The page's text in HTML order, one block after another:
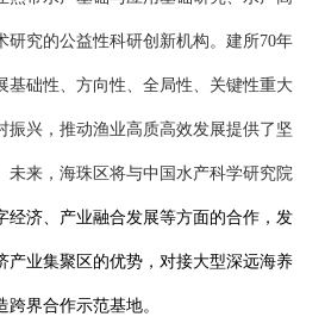
研究的公益性科研创新机构。建所70年
基础性、方向性、全局性、关键性重大
振兴，推动渔业高质高效发展提供了坚
未来，海珠区将与中国水产科学研究院
经济、产业融合发展等方面的合作，发
产业集聚区的优势，对接大型深远海养
界合作示范基地。